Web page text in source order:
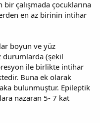
bir çalışmada çocuklarına
en az birinin intihar
boyun ve yüz
durumlarda (şekil
ile birlikte intihar
Buna ek olarak
bulunmuştur. Epileptik
nazaran 5- 7 kat